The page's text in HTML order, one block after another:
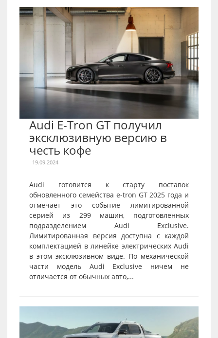
Audi E-Tron GT получил
эксклюзивную версию в
честь кофе
19.09.2024
Audi готовится к старту поставок
обновленного семейства e-tron GT 2025 года и
отмечает это событие лимитированной
серией из 299 машин, подготовленных
подразделением Audi Exclusive.
Лимитированная версия доступна с каждой
комплектацией в линейке электрических Audi
в этом эксклюзивном виде. По механической
части модель Audi Exclusive ничем не
отличается от обычных авто,...